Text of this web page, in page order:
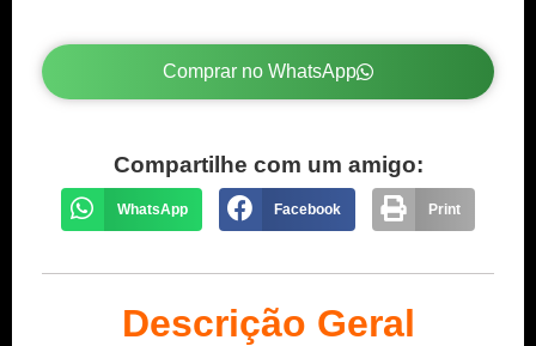
Comprar no WhatsApp
Compartilhe com um amigo:
WhatsApp Facebook Print
Descrição Geral